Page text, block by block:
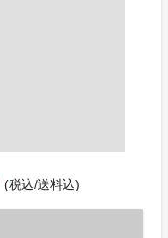
(税込/送料込)